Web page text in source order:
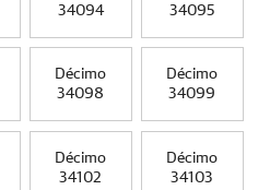
34094 34095
Décimo
34098
Décimo
34099
Décimo
34102
Décimo
34103